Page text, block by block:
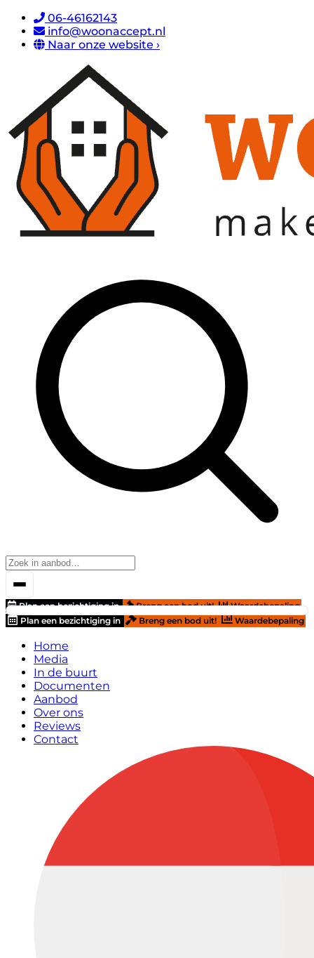
06-46162143
info@woonaccept.nl
Naar onze website ›
Plan een bezichtiging in Breng een bod uit!
Waardebepaling
Plan een bezichtiging in
Breng een bod uit! Waardebepaling
Home
Media
In de buurt
Documenten
Aanbod
Over ons
Reviews
Contact